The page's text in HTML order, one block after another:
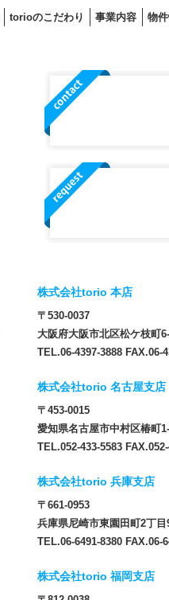
torioのこだわり 事業内容 物
株式会社torio 本店
〒530-0037
大阪府大阪市北区松ケ枝
TEL.06-4397-3888 FAX.06-
株式会社torio 名古屋支店
〒453-0015
愛知県名古屋市中村区椿町
TEL.052-433-5583
株式会社torio 兵庫支店
〒661-0953
兵庫県尼崎市東園田町2丁
TEL.06-6491-8380 FAX.06-
株式会社torio 福岡支店